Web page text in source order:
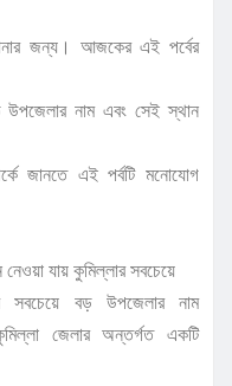
জন্য। আজকের এই পর্বের
নাম এবং সেই স্থান
জানতে এই পর্বটি মনোযোগ
যায় কুমিল্লার সবচেয়ে
সবচেয়ে বড় উপজেলার নাম
জেলার অন্তর্গত একটি